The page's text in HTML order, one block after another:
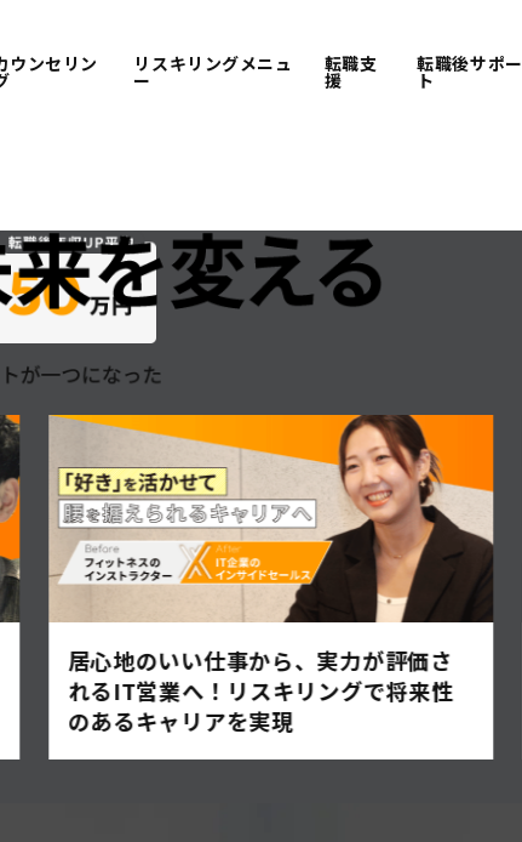
ウンセリン リスキリングメニュ
ー
転職支
援
転職後サポー
ト
予約
居心地のいい仕事から、実力が評価さ
れるIT営業へ！リスキリングで将来性
のあるキャリアを実現